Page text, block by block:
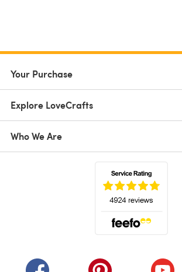
Your Purchase
Explore LoveCrafts
Who We Are
(opens in a new tab)(opens in a new tab)